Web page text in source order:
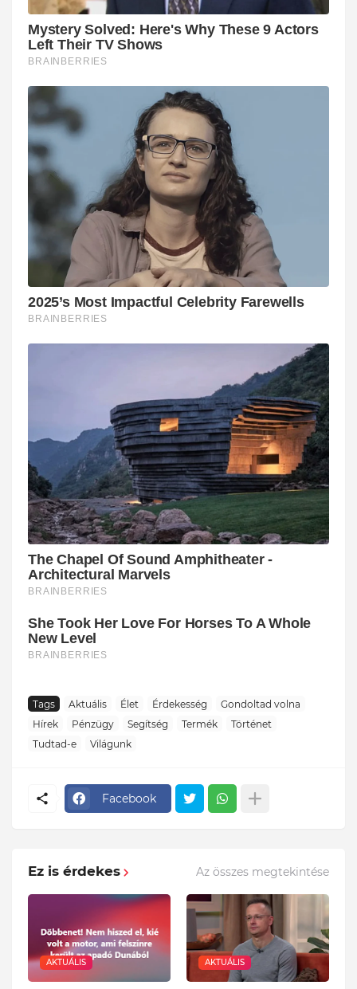
Tags Aktuális Élet Érdekesség
Gondoltad volna
Hírek
Pénzügy Segítség Termék
Történet
Tudtad-e
Világunk
Facebook
Ez is érdekes Az összes megtekintése
AKTUÁLIS AKTUÁLIS